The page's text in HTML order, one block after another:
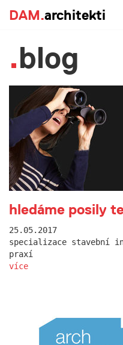
DAM.architekti
blog
hledáme posily
25.05.2017
specializace stavební
praxí
více